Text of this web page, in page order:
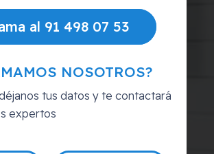
al 91 498 07 53
NOSOTROS?
tus datos y te contactará
expertos